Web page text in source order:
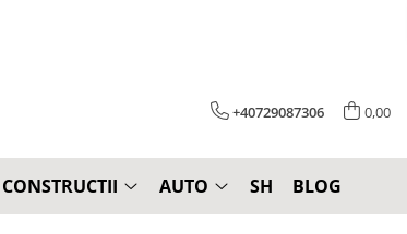
+40729087306 0,00
CONSTRUCTII AUTO SH BLOG